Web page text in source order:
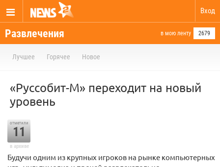
Вход
Развлечения в мою ленту 2679
Лучшее Горячее Новое
«Руссобит-М» переходит на новый
уровень
отметили
11
в архиве
Будучи одним из крупных игроков на рынке компьютерных